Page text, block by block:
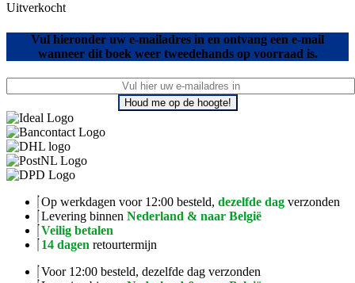
Uitverkocht
Vul hieronder uw e-mailadres in en ontvang een e-mail
wanneer dit boek weer tweedehands op voorraad is.
Houd me op de hoogte!
Op werkdagen voor 12:00 besteld, dezelfde dag verzonden
Levering binnen Nederland & naar België
Veilig betalen
14 dagen retourtermijn
Voor 12:00 besteld, dezelfde dag verzonden